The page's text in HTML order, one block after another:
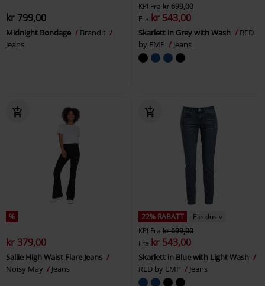
kr 799,00
Midnight Bondage
Brandit
Jeans
KPI Fra kr 699,00
Fra kr 543,00
Skarlett in Grey with Wash
RED
by EMP
Jeans
%
kr 379,00
Sallie High Waist Flare Jeans
Noisy May
Jeans
22% RABATT
Eksklusiv
KPI Fra kr 699,00
Fra kr 543,00
Skarlett in Blue with Light Wash
RED by EMP
Jeans